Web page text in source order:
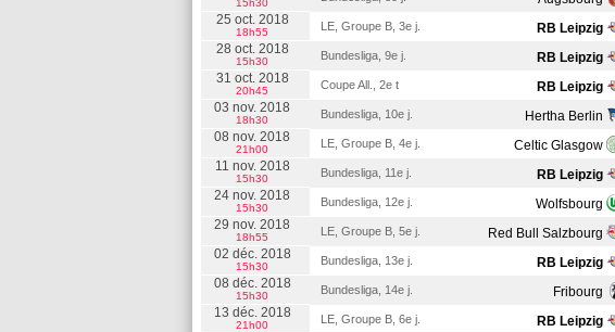
15h30
25 oct. 2018
18h55 LE, Groupe B, 3e j. RB Leipzig
28 oct. 2018
15h30 Bundesliga, 9e j. RB Leipzig
31 oct. 2018
20h45 Coupe All., 2e t RB Leipzig
03 nov. 2018
18h30 Bundesliga, 10e j. Hertha Berlin
08 nov. 2018
21h00 LE, Groupe B, 4e j. Celtic Glasgow
11 nov. 2018
15h30 Bundesliga, 11e j. RB Leipzig
24 nov. 2018
15h30 Bundesliga, 12e j. Wolfsbourg
29 nov. 2018
18h55 LE, Groupe B, 5e j. Red Bull Salzbourg
02 déc. 2018
15h30 Bundesliga, 13e j. RB Leipzig
08 déc. 2018
15h30 Bundesliga, 14e j. Fribourg
13 déc. 2018
21h00 LE, Groupe B, 6e j. RB Leipzig